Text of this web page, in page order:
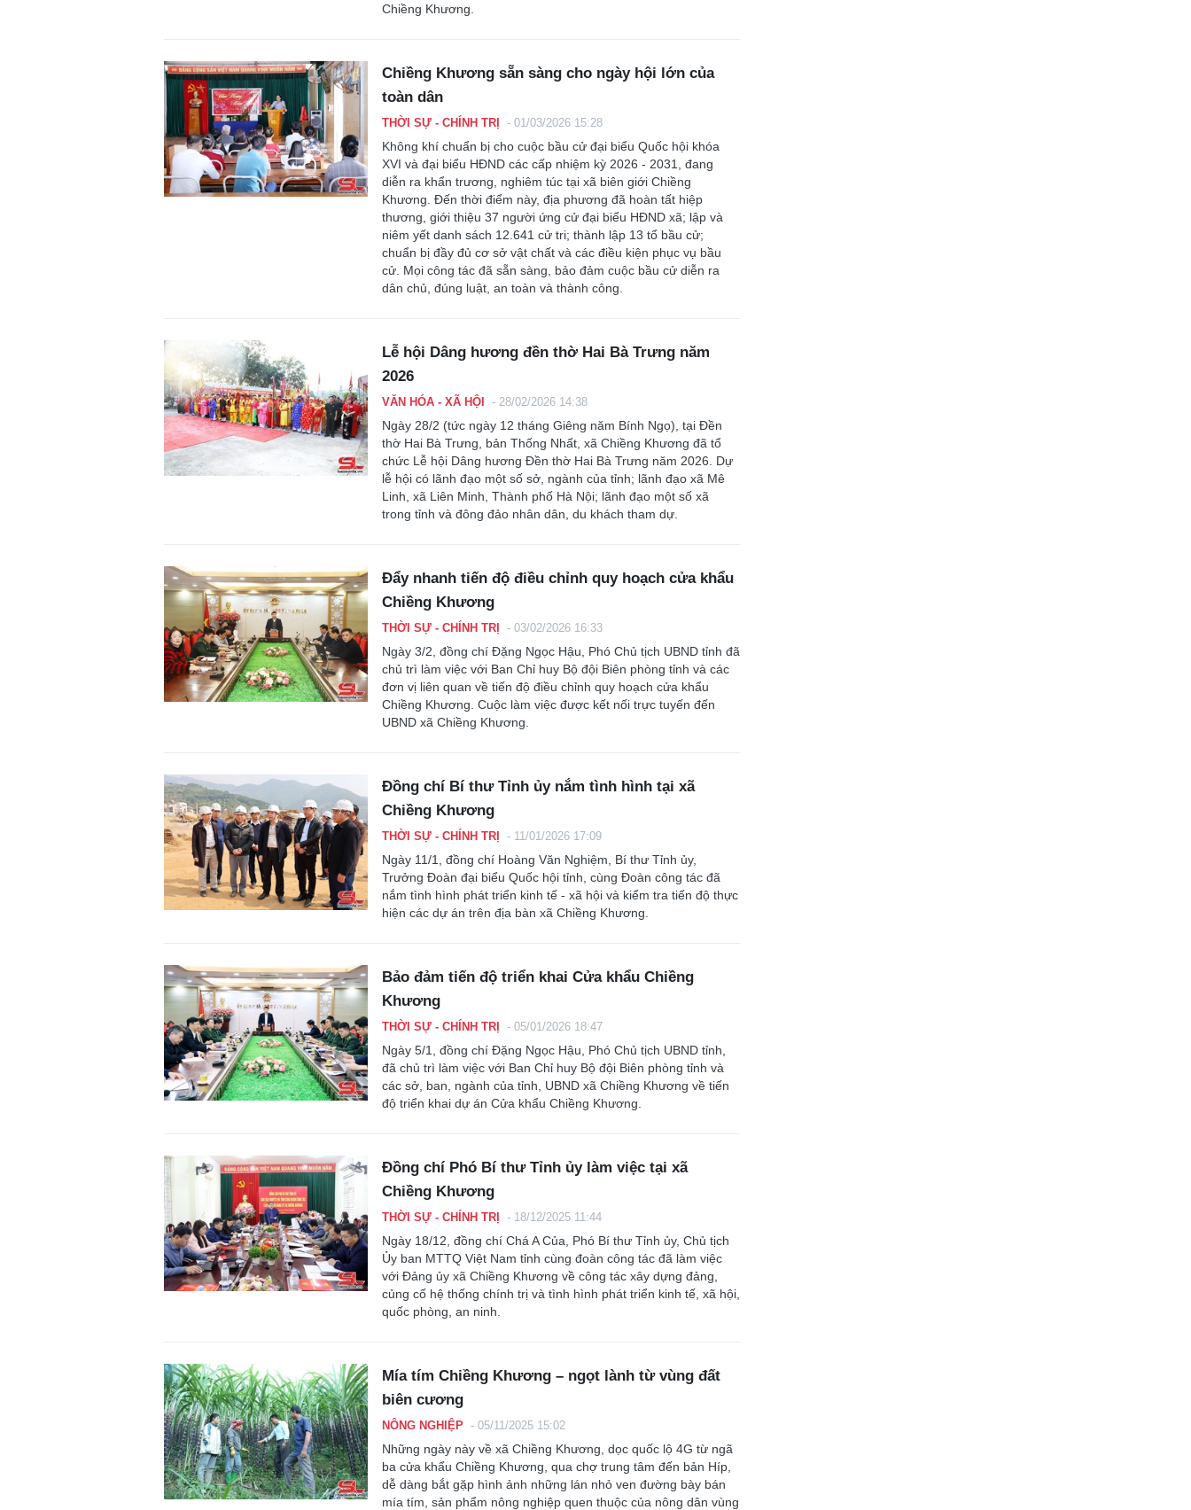
Chiềng Khương.
Chiềng Khương sẵn sàng cho ngày hội lớn của
toàn dân
-
THỜI SỰ - CHÍNH TRỊ 01/03/2026 15:28
Không khí chuẩn bị cho cuộc bầu cử đại biểu Quốc hội khóa
XVI và đại biểu HĐND các cấp nhiệm kỳ 2026 - 2031, đang
diễn ra khẩn trương, nghiêm túc tại xã biên giới Chiềng
Khương. Đến thời điểm này, địa phương đã hoàn tất hiệp
thương, giới thiệu 37 người ứng cử đại biểu HĐND xã; lập và
niêm yết danh sách 12.641 cử tri; thành lập 13 tổ bầu cử;
chuẩn bị đầy đủ cơ sở vật chất và các điều kiện phục vụ bầu
cử. Mọi công tác đã sẵn sàng, bảo đảm cuộc bầu cử diễn ra
dân chủ, đúng luật, an toàn và thành công.
Lễ hội Dâng hương đền thờ Hai Bà Trưng năm
2026
-
VĂN HÓA - XÃ HỘI 28/02/2026 14:38
Ngày 28/2 (tức ngày 12 tháng Giêng năm Bính Ngọ), tại Đền
thờ Hai Bà Trưng, bản Thống Nhất, xã Chiềng Khương đã tổ
chức Lễ hội Dâng hương Đền thờ Hai Bà Trưng năm 2026. Dự
lễ hội có lãnh đạo một số sở, ngành của tỉnh; lãnh đạo xã Mê
Linh, xã Liên Minh, Thành phố Hà Nội; lãnh đạo một số xã
trong tỉnh và đông đảo nhân dân, du khách tham dự.
Đẩy nhanh tiến độ điều chỉnh quy hoạch cửa khẩu
Chiềng Khương
-
THỜI SỰ - CHÍNH TRỊ 03/02/2026 16:33
Ngày 3/2, đồng chí Đặng Ngọc Hậu, Phó Chủ tịch UBND tỉnh đã
chủ trì làm việc với Ban Chỉ huy Bộ đội Biên phòng tỉnh và các
đơn vị liên quan về tiến độ điều chỉnh quy hoạch cửa khẩu
Chiềng Khương. Cuộc làm việc được kết nối trực tuyến đến
UBND xã Chiềng Khương.
Đồng chí Bí thư Tỉnh ủy nắm tình hình tại xã
Chiềng Khương
-
THỜI SỰ - CHÍNH TRỊ 11/01/2026 17:09
Ngày 11/1, đồng chí Hoàng Văn Nghiệm, Bí thư Tỉnh ủy,
Trưởng Đoàn đại biểu Quốc hội tỉnh, cùng Đoàn công tác đã
nắm tình hình phát triển kinh tế - xã hội và kiểm tra tiến độ thực
hiện các dự án trên địa bàn xã Chiềng Khương.
Bảo đảm tiến độ triển khai Cửa khẩu Chiềng
Khương
-
THỜI SỰ - CHÍNH TRỊ 05/01/2026 18:47
Ngày 5/1, đồng chí Đặng Ngọc Hậu, Phó Chủ tịch UBND tỉnh,
đã chủ trì làm việc với Ban Chỉ huy Bộ đội Biên phòng tỉnh và
các sở, ban, ngành của tỉnh, UBND xã Chiềng Khương về tiến
độ triển khai dự án Cửa khẩu Chiềng Khương.
Đồng chí Phó Bí thư Tỉnh ủy làm việc tại xã
Chiềng Khương
-
THỜI SỰ - CHÍNH TRỊ 18/12/2025 11:44
Ngày 18/12, đồng chí Chá A Của, Phó Bí thư Tỉnh ủy, Chủ tịch
Ủy ban MTTQ Việt Nam tỉnh cùng đoàn công tác đã làm việc
với Đảng ủy xã Chiềng Khương về công tác xây dựng đảng,
củng cố hệ thống chính trị và tình hình phát triển kinh tế, xã hội,
quốc phòng, an ninh.
Mía tím Chiềng Khương – ngọt lành từ vùng đất
biên cương
-
NÔNG NGHIỆP 05/11/2025 15:02
Những ngày này về xã Chiềng Khương, dọc quốc lộ 4G từ ngã
ba cửa khẩu Chiềng Khương, qua chợ trung tâm đến bản Híp,
dễ dàng bắt gặp hình ảnh những lán nhỏ ven đường bày bán
mía tím, sản phẩm nông nghiệp quen thuộc của nông dân vùng